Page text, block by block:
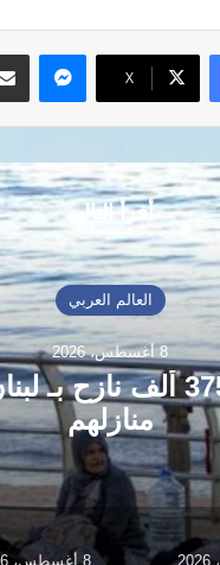
‫X
أقرأ التالي
العالم العربي
8 أغسطس، 2026
منظمة أطباء بلاحدود:
منازلهم
8 أغسطس، 2026